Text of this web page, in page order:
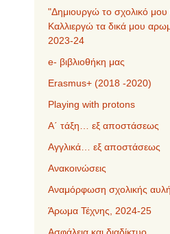
"Δημιουργώ το σχολικό μου
Καλλιεργώ τα δικά μου
2023-24
e- βιβλιοθήκη μας
Erasmus+ (2018 -2020)
Playing with protons
Α΄ τάξη… εξ αποστάσεως
Αγγλικά… εξ αποστάσεως
Ανακοινώσεις
Αναμόρφωση σχολικής
Άρωμα Τέχνης, 2024-25